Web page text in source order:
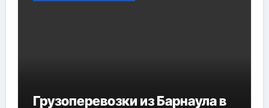
Грузоперевозки из Барнаула в